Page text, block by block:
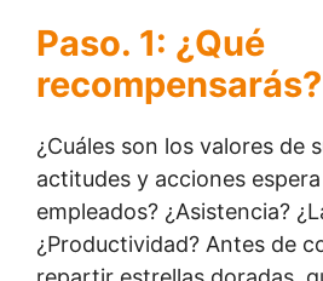
Paso. 1: ¿Qué
recompensarás?
¿Cuáles son los valores de
actitudes y acciones
empleados? ¿Asistencia?
¿Productividad? Antes de